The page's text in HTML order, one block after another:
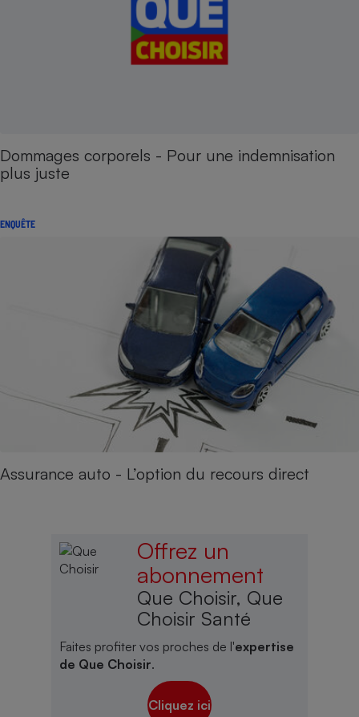
Dommages corporels - Pour une indemnisation
plus juste
ENQUÊTE
Assurance auto - L’option du recours direct
Offrez un
abonnement
Que Choisir, Que
Choisir Santé
Faites profiter vos proches de l'expertise
de Que Choisir.
Cliquez ici